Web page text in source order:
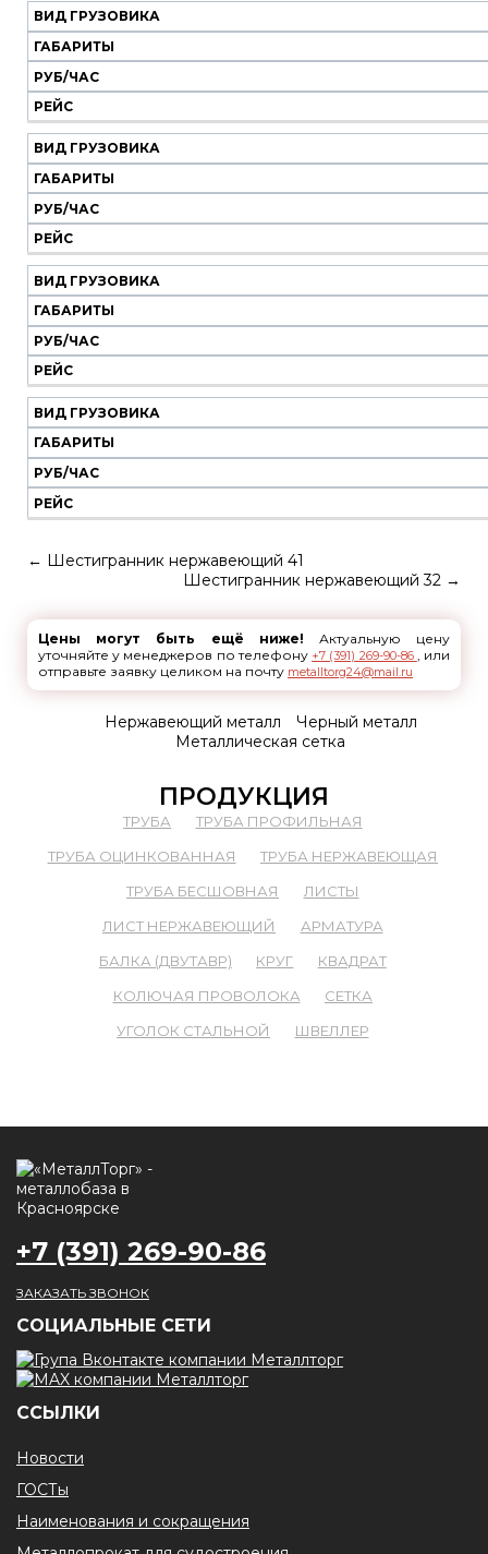
ВИД ГРУЗОВИКА
ГАБАРИТЫ
РУБ/ЧАС
РЕЙС
ВИД ГРУЗОВИКА
ГАБАРИТЫ
РУБ/ЧАС
РЕЙС
ВИД ГРУЗОВИКА
ГАБАРИТЫ
РУБ/ЧАС
РЕЙС
ВИД ГРУЗОВИКА
ГАБАРИТЫ
РУБ/ЧАС
РЕЙС
← Шестигранник нержавеющий 41
Шестигранник нержавеющий 32 →
Цены могут быть ещё ниже! Актуальную цену
уточняйте у менеджеров по телефону +7 (391) 269-90-86 , или
отправьте заявку целиком на почту metalltorg24@mail.ru
Нержавеющий металл
Черный металл
Металлическая сетка
ПРОДУКЦИЯ
ТРУБА
ТРУБА ПРОФИЛЬНАЯ
ТРУБА ОЦИНКОВАННАЯ
ТРУБА НЕРЖАВЕЮЩАЯ
ТРУБА БЕСШОВНАЯ
ЛИСТЫ
ЛИСТ НЕРЖАВЕЮЩИЙ
АРМАТУРА
БАЛКА (ДВУТАВР)
КРУГ
КВАДРАТ
КОЛЮЧАЯ ПРОВОЛОКА
СЕТКА
УГОЛОК СТАЛЬНОЙ
ШВЕЛЛЕР
+7 (391) 269-90-86
ЗАКАЗАТЬ ЗВОНОК
CОЦИАЛЬНЫЕ СЕТИ
ССЫЛКИ
Новости
ГОСТы
Наименования и сокращения